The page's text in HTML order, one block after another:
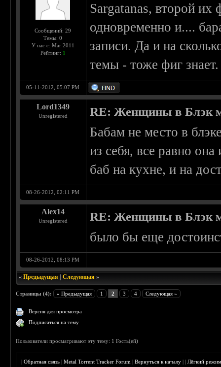
Сообщений: 29
Темы: 0
У нас с: Mar 2011
Рейтинг: 1
Sargatanas, второй их
одновременно и....
записи. Да и на
темы - тоже фиг
05-11-2012, 05:07 PM
Lord1349
Unregistered RE: Женщины в Блэк
Бабам не место в
из себя, все равно
баб на кухне, и на
08-26-2012, 02:11 PM
Alex14
Unregistered RE: Женщины в Блэк
было бы еще
08-26-2012, 08:13 PM
«Предыдущая |Следующая »
Страницы (4): « Предыдущая 1 2 3 4 Следующая »
Версия для просмотра
Подписаться на тему
Пользователи просматривают эту тему: 1 Гость(ей)
|Обратная связь |Metal Torrent Tracker Forum |Вернуться к началу ||Лёгкий